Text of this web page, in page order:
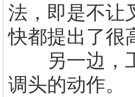
法，即是不让
快都提出了很
另一边，工
调头的动作。